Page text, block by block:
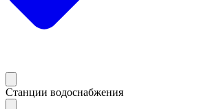
Станции водоснабжения